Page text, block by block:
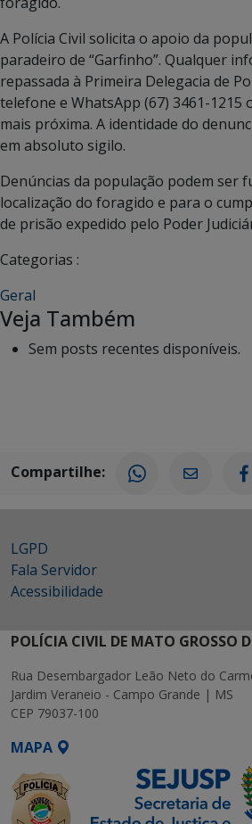
A Polícia Civil solicita o apoio da
paradeiro de “Garfinho”. Qualquer
repassada à Primeira Delegacia de
telefone e WhatsApp (67) 3461-1215
mais próxima. A identidade do
em absoluto sigilo.
Denúncias da população podem ser
localização do foragido e para o
de prisão expedido pelo Poder
Categorias :
Geral
Veja Também
Sem posts recentes disponíveis.
Compartilhe:
LGPD
Fala Servidor
Acessibilidade
POLÍCIA CIVIL DE MATO GROSSO
Rua Desembargador Leão Neto do
Jardim Veraneio - Campo Grande | MS
CEP 79037-100
MAPA